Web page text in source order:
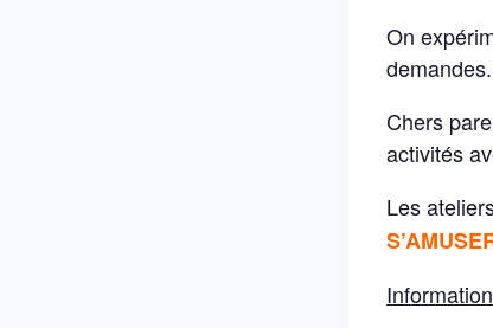
On
demandes.
Chers
activités
Les